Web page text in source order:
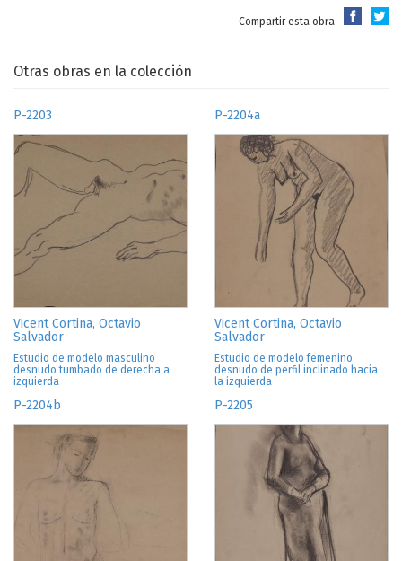
Compartir esta obra
Otras obras en la colección
P-2203
Vicent Cortina, Octavio
Salvador
Estudio de modelo masculino
desnudo tumbado de derecha a
izquierda
P-2204a
Vicent Cortina, Octavio
Salvador
Estudio de modelo femenino
desnudo de perfil inclinado hacia
la izquierda
P-2204b P-2205